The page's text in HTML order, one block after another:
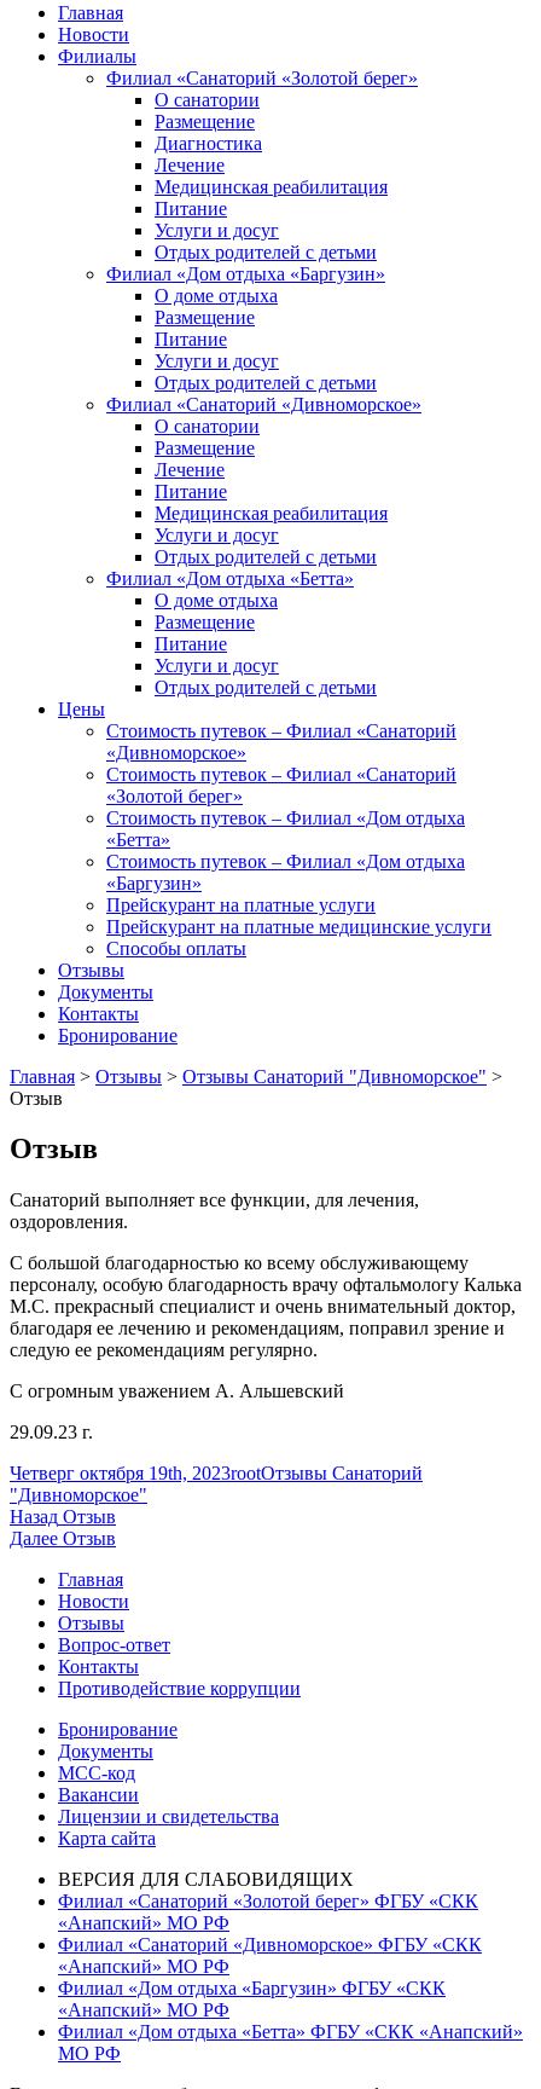
Главная
Новости
Филиалы
Филиал «Санаторий «Золотой берег»
О санатории
Размещение
Диагностика
Лечение
Медицинская реабилитация
Питание
Услуги и досуг
Отдых родителей с детьми
Филиал «Дом отдыха «Баргузин»
О доме отдыха
Размещение
Питание
Услуги и досуг
Отдых родителей с детьми
Филиал «Санаторий «Дивноморское»
О санатории
Размещение
Лечение
Питание
Медицинская реабилитация
Услуги и досуг
Отдых родителей с детьми
Филиал «Дом отдыха «Бетта»
О доме отдыха
Размещение
Питание
Услуги и досуг
Отдых родителей с детьми
Цены
Стоимость путевок – Филиал «Санаторий
«Дивноморское»
Стоимость путевок – Филиал «Санаторий
«Золотой берег»
Стоимость путевок – Филиал «Дом отдыха
«Бетта»
Стоимость путевок – Филиал «Дом отдыха
«Баргузин»
Прейскурант на платные услуги
Прейскурант на платные медицинские услуги
Способы оплаты
Отзывы
Документы
Контакты
Бронирование
Главная > Отзывы > Отзывы Санаторий "Дивноморское" >
Отзыв
Отзыв
Санаторий выполняет все функции, для лечения,
оздоровления.
С большой благодарностью ко всему обслуживающему
персоналу, особую благодарность врачу офтальмологу Калька
М.С. прекрасный специалист и очень внимательный доктор,
благодаря ее лечению и рекомендациям, поправил зрение и
следую ее рекомендациям регулярно.
С огромным уважением А. Альшевский
29.09.23 г.
Опубликовано
Четверг октября 19th, 2023Автор
rootРубрики
Отзывы Санаторий
"Дивноморское"
Навигация
по
записям
Назад Предыдущая
запись:
Отзыв
Далее Следующая
Отзыв
Главная
Новости
Отзывы
Вопрос-ответ
Контакты
Противодействие коррупции
Бронирование
Документы
МСС-код
Вакансии
Лицензии и свидетельства
Карта сайта
ВЕРСИЯ ДЛЯ СЛАБОВИДЯЩИХ
Филиал «Санаторий «Золотой берег» ФГБУ «СКК
«Анапский» МО РФ
Филиал «Санаторий «Дивноморское» ФГБУ «СКК
«Анапский» МО РФ
Филиал «Дом отдыха «Баргузин» ФГБУ «СКК
«Анапский» МО РФ
Филиал «Дом отдыха «Бетта» ФГБУ «СКК «Анапский»
МО РФ